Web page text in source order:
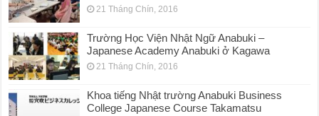
21 Tháng Chín, 2016
Trường Học Viện Nhật Ngữ Anabuki –
Japanese Academy Anabuki ở Kagawa
21 Tháng Chín, 2016
Khoa tiếng Nhật trường Anabuki Business
College Japanese Course Takamatsu